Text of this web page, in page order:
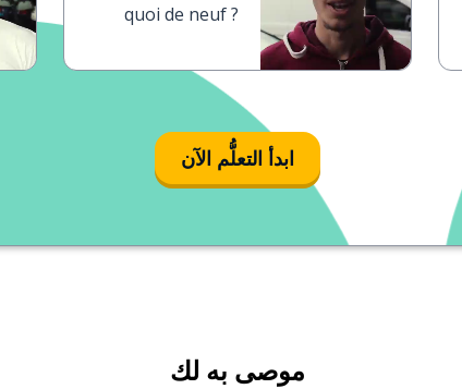
quoi de neuf ?
ابدأ التعلُّم الآن
موصى به لك